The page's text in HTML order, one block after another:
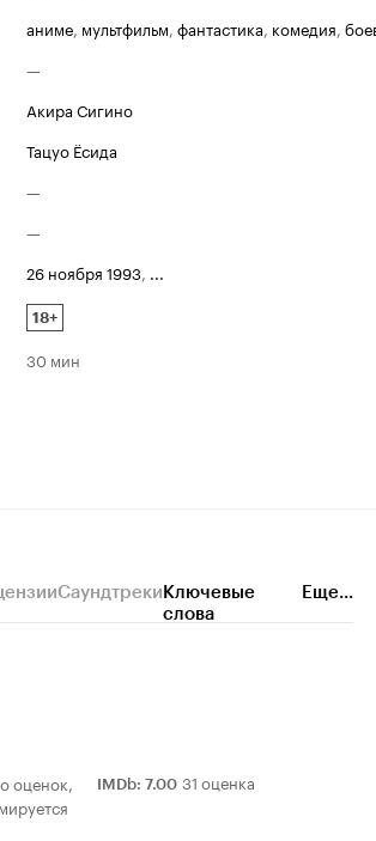
аниме, мультфильм, фантастика, комедия,
—
Акира Сигино
Тацуо Ёсида
—
—
26 ноября 1993, ...
18+
30 мин
СаундтрекиКлючевые
слова
Еще...
оценок,
IMDb: 7.00 31 оценка